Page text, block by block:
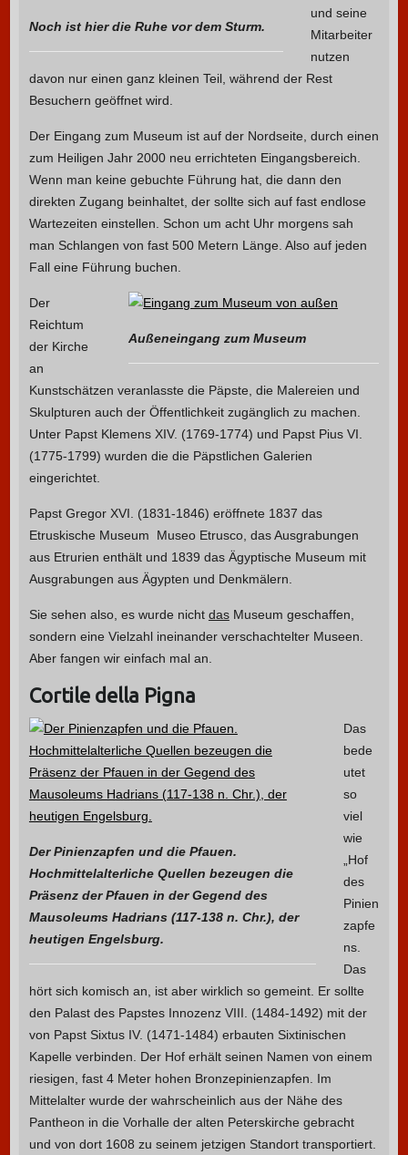
Noch ist hier die Ruhe vor dem Sturm.
und seine
Mitarbeiter
nutzen
davon nur einen ganz kleinen Teil, während der Rest
Besuchern geöffnet wird.
Der Eingang zum Museum ist auf der Nordseite, durch einen
zum Heiligen Jahr 2000 neu errichteten Eingangsbereich.
Wenn man keine gebuchte Führung hat, die dann den
direkten Zugang beinhaltet, der sollte sich auf fast endlose
Wartezeiten einstellen. Schon um acht Uhr morgens sah
man Schlangen von fast 500 Metern Länge. Also auf jeden
Fall eine Führung buchen.
Außeneingang zum Museum
Der
Reichtum
der Kirche
an
Kunstschätzen veranlasste die Päpste, die Malereien und
Skulpturen auch der Öffentlichkeit zugänglich zu machen.
Unter Papst Klemens XIV. (1769-1774) und Papst Pius VI.
(1775-1799) wurden die die Päpstlichen Galerien
eingerichtet.
Papst Gregor XVI. (1831-1846) eröffnete 1837 das
Etruskische Museum Museo Etrusco, das Ausgrabungen
aus Etrurien enthält und 1839 das Ägyptische Museum mit
Ausgrabungen aus Ägypten und Denkmälern.
Sie sehen also, es wurde nicht dasMuseum geschaffen,
sondern eine Vielzahl ineinander verschachtelter Museen.
Aber fangen wir einfach mal an.
Cortile della Pigna
Der Pinienzapfen und die Pfauen.
Hochmittelalterliche Quellen bezeugen die
Präsenz der Pfauen in der Gegend des
Mausoleums Hadrians (117-138 n. Chr.), der
heutigen Engelsburg.
Das
bede
utet
so
viel
wie
„Hof
des
Pinien
zapfe
ns.
Das
hört sich komisch an, ist aber wirklich so gemeint. Er sollte
den Palast des Papstes Innozenz VIII. (1484-1492) mit der
von Papst Sixtus IV. (1471-1484) erbauten Sixtinischen
Kapelle verbinden. Der Hof erhält seinen Namen von einem
riesigen, fast 4 Meter hohen Bronzepinienzapfen. Im
Mittelalter wurde der wahrscheinlich aus der Nähe des
Pantheon in die Vorhalle der alten Peterskirche gebracht
und von dort 1608 zu seinem jetzigen Standort transportiert.